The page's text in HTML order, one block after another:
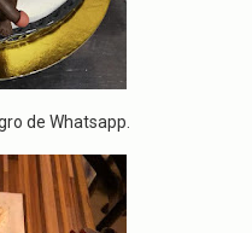
de Whatsapp.